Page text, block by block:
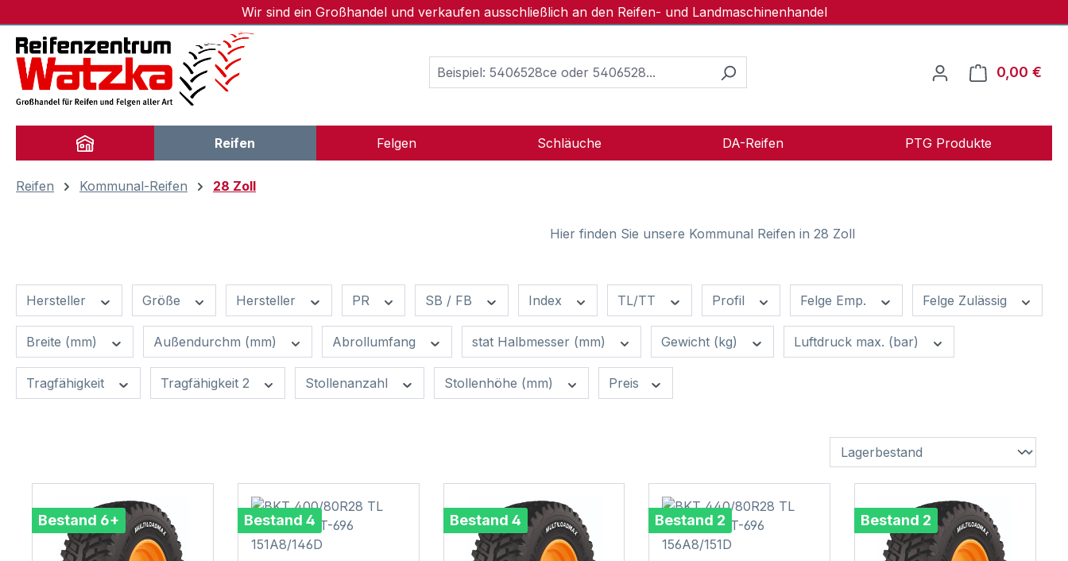
Wir sind ein Großhandel und verkaufen ausschließlich an den Reifen- und Landmaschinenhandel
0,00 €
Reifen Felgen Schläuche DA-Reifen PTG Produkte
Reifen Kommunal-Reifen 28 Zoll
Hier finden Sie unsere Kommunal Reifen in 28 Zoll
Hersteller Größe Hersteller PR SB / FB Index TL/TT Profil Felge Emp. Felge Zulässig
Breite (mm) Außendurchm (mm) Abrollumfang stat Halbmesser (mm) Gewicht (kg) Luftdruck max. (bar)
Tragfähigkeit Tragfähigkeit 2 Stollenanzahl Stollenhöhe (mm) Preis
Bestand 6+ Bestand 4 Bestand 4 Bestand 2 Bestand 2